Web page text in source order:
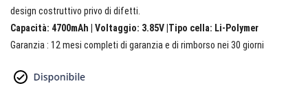
design costruttivo privo di difetti.
Capacità: 4700mAh | Voltaggio: 3.85V |Tipo cella: Li-Polymer
Garanzia : 12 mesi completi di garanzia e di rimborso nei 30 giorni